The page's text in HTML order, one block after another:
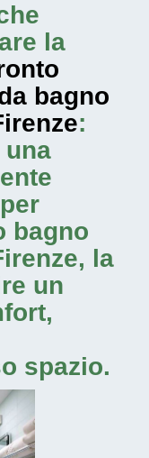
la
bagno
:
bagno
la
un
spazio.